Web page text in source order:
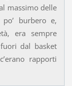
massimo delle
burbero e,
era sempre
dal basket
rapporti